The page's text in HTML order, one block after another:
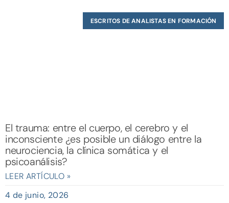
ESCRITOS DE ANALISTAS EN FORMACIÓN
El trauma: entre el cuerpo, el cerebro y el
inconsciente ¿es posible un diálogo entre la
neurociencia, la clínica somática y el
psicoanálisis?
LEER ARTÍCULO »
4 de junio, 2026